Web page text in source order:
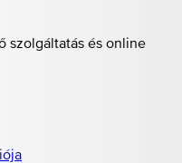
szolgáltatás és online